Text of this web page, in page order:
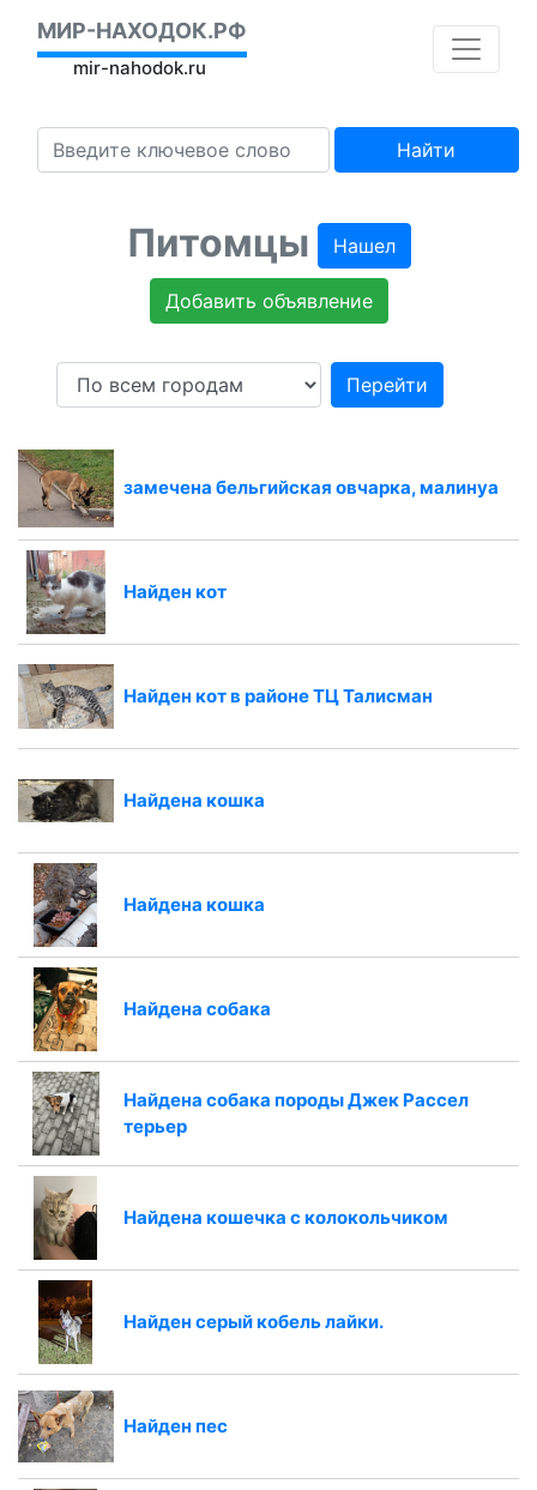
МИР-НАХОДОК.РФ
mir-nahodok.ru
Найти
Питомцы Нашел
Добавить объявление
Перейти
замечена бельгийская овчарка, малинуа
Найден кот
Найден кот в районе ТЦ Талисман
Найдена кошка
Найдена кошка
Найдена собака
Найдена собака породы Джек Рассел
терьер
Найдена кошечка с колокольчиком
Найден серый кобель лайки.
Найден пес